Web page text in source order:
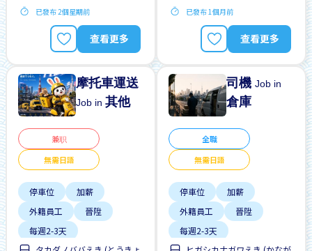
已發布 2個星期前
查看更多
已發布 1個月前
查看更多
摩托車運送
Job in其他
兼职
無需日語
停車位
加薪
外籍員工
晉陞
每週2-3天
司機Job in
倉庫
全職
無需日語
停車位
加薪
外籍員工
晉陞
每週2-3天